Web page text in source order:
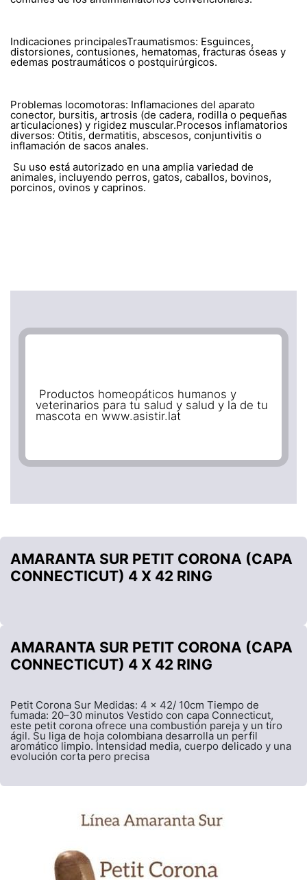
Indicaciones principalesTraumatismos: Esguinces,
distorsiones, contusiones, hematomas, fracturas óseas y
edemas postraumáticos o postquirúrgicos.
Problemas locomotoras: Inflamaciones del aparato
conector, bursitis, artrosis (de cadera, rodilla o pequeñas
articulaciones) y rigidez muscular.Procesos inflamatorios
diversos: Otitis, dermatitis, abscesos, conjuntivitis o
inflamación de sacos anales.
Su uso está autorizado en una amplia variedad de
animales, incluyendo perros, gatos, caballos, bovinos,
porcinos, ovinos y caprinos.
Productos homeopáticos humanos y
veterinarios para tu salud y salud y la de tu
mascota en www.asistir.lat
AMARANTA SUR PETIT CORONA (CAPA
CONNECTICUT) 4 X 42 RING
AMARANTA SUR PETIT CORONA (CAPA
CONNECTICUT) 4 X 42 RING
Petit Corona Sur Medidas: 4 x 42/ 10cm Tiempo de
fumada: 20–30 minutos Vestido con capa Connecticut,
este petit corona ofrece una combustión pareja y un tiro
ágil. Su liga de hoja colombiana desarrolla un perfil
aromático limpio. Intensidad media, cuerpo delicado y una
evolución corta pero precisa